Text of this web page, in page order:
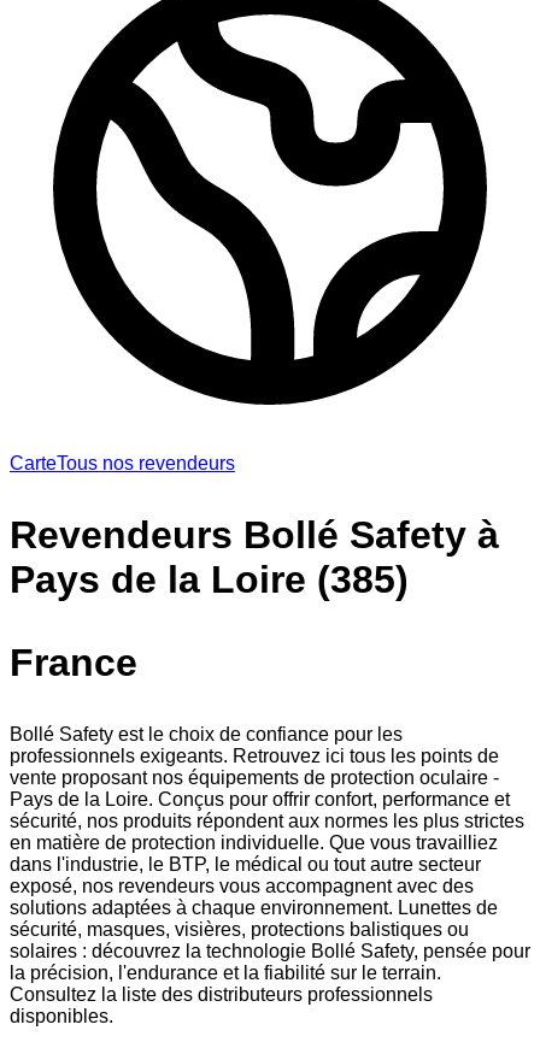
CarteTous nos revendeurs
Revendeurs Bollé Safety à
Pays de la Loire (385)
France
Bollé Safety est le choix de confiance pour les
professionnels exigeants. Retrouvez ici tous les points de
vente proposant nos équipements de protection oculaire -
Pays de la Loire. Conçus pour offrir confort, performance et
sécurité, nos produits répondent aux normes les plus strictes
en matière de protection individuelle. Que vous travailliez
dans l'industrie, le BTP, le médical ou tout autre secteur
exposé, nos revendeurs vous accompagnent avec des
solutions adaptées à chaque environnement. Lunettes de
sécurité, masques, visières, protections balistiques ou
solaires : découvrez la technologie Bollé Safety, pensée pour
la précision, l'endurance et la fiabilité sur le terrain.
Consultez la liste des distributeurs professionnels
disponibles.